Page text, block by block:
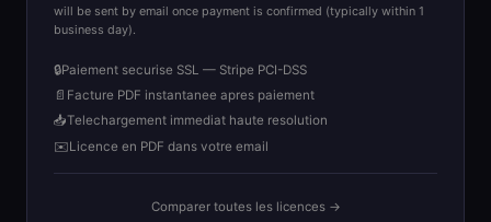
will be sent by email once payment is confirmed (typically within 1
business day).
🔒Paiement securise SSL — Stripe PCI-DSS
📄 Facture PDF instantanee apres paiement
📥Telechargement immediat haute resolution
✉️Licence en PDF dans votre email
Comparer toutes les licences →